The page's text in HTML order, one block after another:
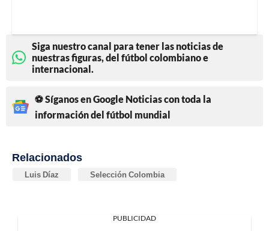
Siga nuestro canal para tener las noticias de
nuestras figuras, del fútbol colombiano e
internacional.
⚽ Síganos en Google Noticias con toda la
información del fútbol mundial
Relacionados
Luis Díaz Selección Colombia
PUBLICIDAD